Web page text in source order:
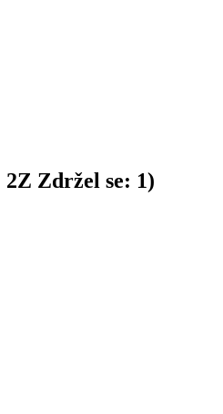
2Z Zdržel se: 1)